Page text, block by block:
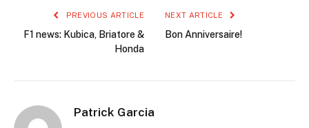
PREVIOUS ARTICLE
F1 news: Kubica, Briatore &
Honda
NEXT ARTICLE
Bon Anniversaire!
Patrick Garcia